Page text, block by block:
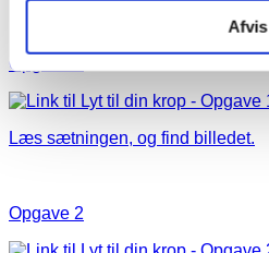
Afvis
Opgave 1
Læs sætningen, og find billedet.
Opgave 2